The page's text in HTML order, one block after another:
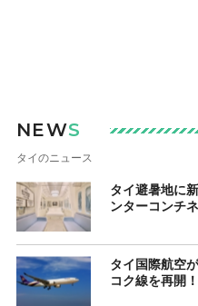
NEWS
タイのニュース
タイ避暑地に
ンターコンチ
タイ国際航空
コク線を再開！